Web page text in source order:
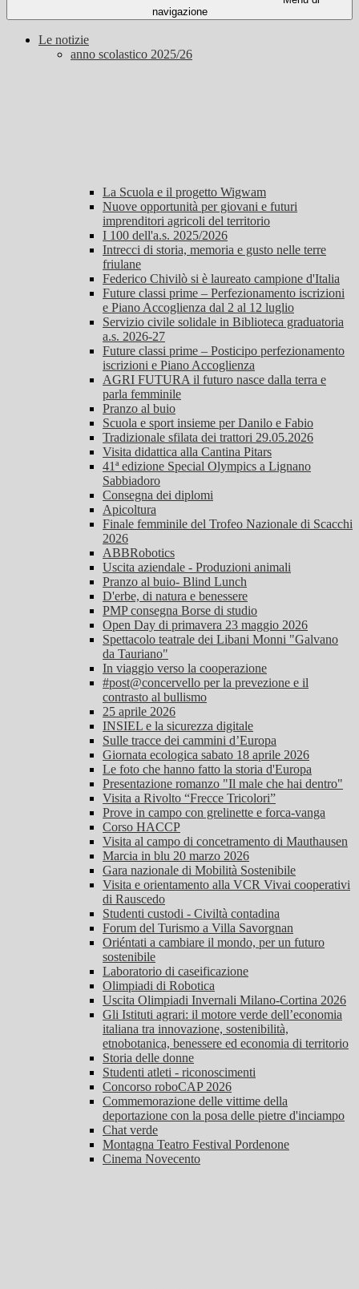
navigazione
Le notizie
anno scolastico 2025/26
La Scuola e il progetto Wigwam
Nuove opportunità per giovani e futuri
imprenditori agricoli del territorio
I 100 dell'a.s. 2025/2026
Intrecci di storia, memoria e gusto nelle terre
friulane
Federico Chivilò si è laureato campione d'Italia
Future classi prime – Perfezionamento iscrizioni
e Piano Accoglienza dal 2 al 12 luglio
Servizio civile solidale in Biblioteca graduatoria
a.s. 2026-27
Future classi prime – Posticipo perfezionamento
iscrizioni e Piano Accoglienza
AGRI FUTURA il futuro nasce dalla terra e
parla femminile
Pranzo al buio
Scuola e sport insieme per Danilo e Fabio
Tradizionale sfilata dei trattori 29.05.2026
Visita didattica alla Cantina Pitars
41ª edizione Special Olympics a Lignano
Sabbiadoro
Consegna dei diplomi
Apicoltura
Finale femminile del Trofeo Nazionale di Scacchi
2026
ABBRobotics
Uscita aziendale - Produzioni animali
Pranzo al buio- Blind Lunch
D'erbe, di natura e benessere
PMP consegna Borse di studio
Open Day di primavera 23 maggio 2026
Spettacolo teatrale dei Libani Monni "Galvano
da Tauriano"
In viaggio verso la cooperazione
#post@concervello per la prevezione e il
contrasto al bullismo
25 aprile 2026
INSIEL e la sicurezza digitale
Sulle tracce dei cammini d’Europa
Giornata ecologica sabato 18 aprile 2026
Le foto che hanno fatto la storia d'Europa
Presentazione romanzo "Il male che hai dentro"
Visita a Rivolto “Frecce Tricolori”
Prove in campo con grelinette e forca-vanga
Corso HACCP
Visita al campo di concetramento di Mauthausen
Marcia in blu 20 marzo 2026
Gara nazionale di Mobilità Sostenibile
Visita e orientamento alla VCR Vivai cooperativi
di Rauscedo
Studenti custodi - Civiltà contadina
Forum del Turismo a Villa Savorgnan
Oriéntati a cambiare il mondo, per un futuro
sostenibile
Laboratorio di caseificazione
Olimpiadi di Robotica
Uscita Olimpiadi Invernali Milano-Cortina 2026
Gli Istituti agrari: il motore verde dell’economia
italiana tra innovazione, sostenibilità,
etnobotanica, benessere ed economia di territorio
Storia delle donne
Studenti atleti - riconoscimenti
Concorso roboCAP 2026
Commemorazione delle vittime della
deportazione con la posa delle pietre d'inciampo
Chat verde
Montagna Teatro Festival Pordenone
Cinema Novecento